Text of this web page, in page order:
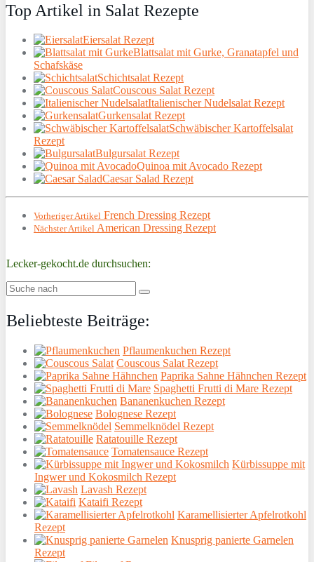
Top Artikel in Salat Rezepte
Eiersalat Rezept
Blattsalat mit Gurke, Granatapfel und
Schafskäse
Schichtsalat Rezept
Couscous Salat Rezept
Italienischer Nudelsalat Rezept
Gurkensalat Rezept
Schwäbischer Kartoffelsalat
Rezept
Bulgursalat Rezept
Quinoa mit Avocado Rezept
Caesar Salad Rezept
Vorheriger Artikel French Dressing Rezept
Nächster Artikel American Dressing Rezept
Lecker-gekocht.de durchsuchen:
Beliebteste Beiträge:
Pflaumenkuchen Rezept
Couscous Salat Rezept
Paprika Sahne Hähnchen Rezept
Spaghetti Frutti di Mare Rezept
Bananenkuchen Rezept
Bolognese Rezept
Semmelknödel Rezept
Ratatouille Rezept
Tomatensauce Rezept
Kürbissuppe mit
Ingwer und Kokosmilch Rezept
Lavash Rezept
Kataifi Rezept
Karamellisierter Apfelrotkohl
Rezept
Knusprig panierte Garnelen
Rezept